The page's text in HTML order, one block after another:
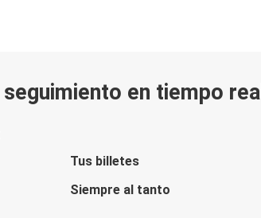
en tiempo real
Tus billetes
Siempre al tanto